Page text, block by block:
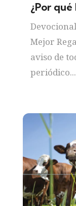
¿Por qué
Mejor
aviso de
periódico...